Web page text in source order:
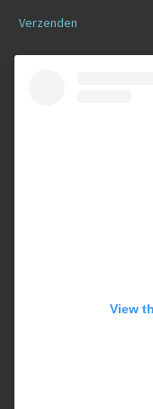
Verzenden
View